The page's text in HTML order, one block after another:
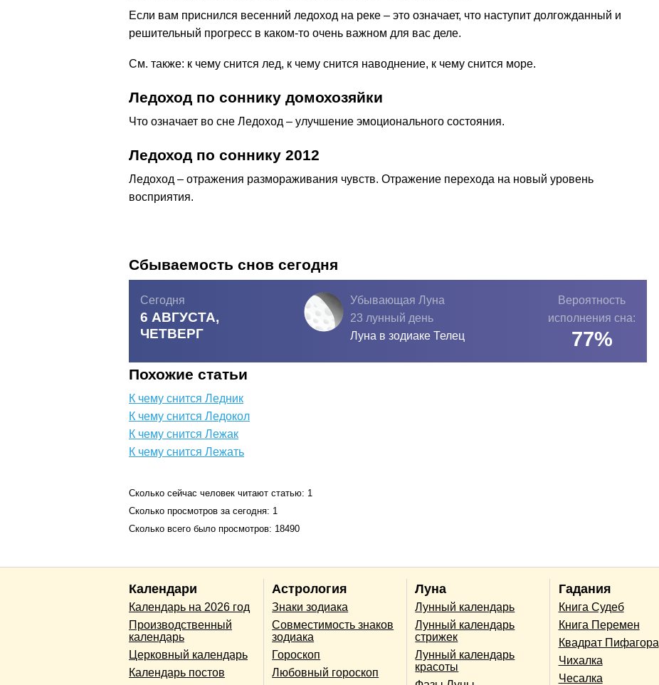
Если вам приснился весенний ледоход на реке – это означает, что наступит долгожданный и
решительный прогресс в каком-то очень важном для вас деле.
См. также: к чему снится лед, к чему снится наводнение, к чему снится море.
Ледоход по соннику домохозяйки
Что означает во сне Ледоход – улучшение эмоционального состояния.
Ледоход по соннику 2012
Ледоход – отражения размораживания чувств. Отражение перехода на новый уровень
восприятия.
Сбываемость снов сегодня
Сегодня
6 АВГУСТА,
ЧЕТВЕРГ
Убывающая Луна
23 лунный день
Луна в зодиаке Телец
Вероятность
исполнения сна:
77%
Похожие статьи
К чему снится Ледник
К чему снится Ледокол
К чему снится Лежак
К чему снится Лежать
Сколько сейчас человек читают статью: 1
Сколько просмотров за сегодня: 1
Сколько всего было просмотров: 18490
Календари
Календарь на 2026 год
Производственный
календарь
Церковный календарь
Календарь постов
Астрология
Знаки зодиака
Совместимость знаков
зодиака
Гороскоп
Любовный гороскоп
Луна
Лунный календарь
Лунный календарь
стрижек
Лунный календарь
красоты
Гадания
Книга Судеб
Книга Перемен
Квадрат Пифагора
Чихалка
Чесалка